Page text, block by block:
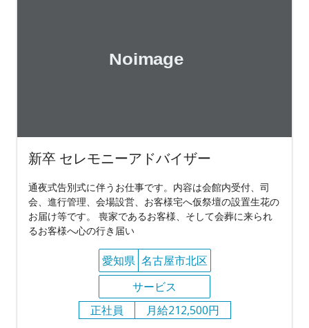
新卒 セレモニーアドバイザー
通夜式告別式に伴うお仕事です。内容は会館内受付、司
会、進行管理、会場設営、お客様宅へ仮祭壇の設置生花の
お届け等です。 喪家であるお客様、そして会葬に来られ
るお客様へ心の行き届い
愛知県 名古屋市北区
サービス
正社員
月給212,500円